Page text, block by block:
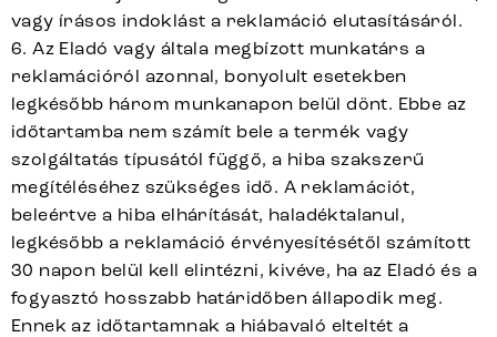
vagy írásos indoklást a reklamáció elutasításáról.
6. Az Eladó vagy általa megbízott munkatárs a
reklamációról azonnal, bonyolult esetekben
legkésőbb három munkanapon belül dönt. Ebbe az
időtartamba nem számít bele a termék vagy
szolgáltatás típusától függő, a hiba szakszerű
megítéléséhez szükséges idő. A reklamációt,
beleértve a hiba elhárítását, haladéktalanul,
legkésőbb a reklamáció érvényesítésétől számított
30 napon belül kell elintézni, kivéve, ha az Eladó és a
fogyasztó hosszabb határidőben állapodik meg.
Ennek az időtartamnak a hiábavaló elteltét a